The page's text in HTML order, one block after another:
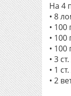
На 4
• 8
• 100
• 100
• 100
• 3
• 1
• 2